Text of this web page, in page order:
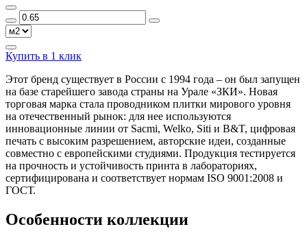
Купить в 1 клик
Этот бренд существует в России с 1994 года – он был запущен
на базе старейшего завода страны на Урале «ЗКИ». Новая
торговая марка стала проводником плитки мирового уровня
на отечественный рынок: для нее используются
инновационные линии от Sacmi, Welko, Siti и B&T, цифровая
печать с высоким разрешением, авторские идеи, созданные
совместно с европейскими студиями. Продукция тестируется
на прочность и устойчивость принта в лабораториях,
сертифицирована и соответствует нормам ISO 9001:2008 и
ГОСТ.
Особенности коллекции